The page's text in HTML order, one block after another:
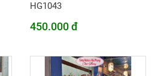
HG1043
450.000 đ